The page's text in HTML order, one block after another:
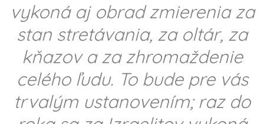
vykoná aj obrad zmierenia za
stan stretávania, za oltár, za
kňazov a za zhromaždenie
celého ľudu. To bude pre vás
trvalým ustanovením; raz do